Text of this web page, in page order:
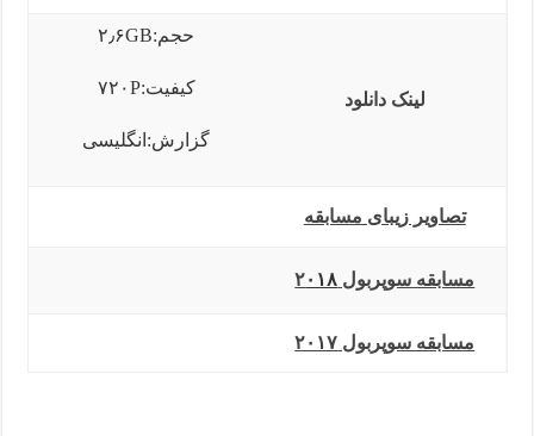
لینک دانلود
حجم:۲٫۶GB
کیفیت:۷۲۰P
گزارش:انگلیسی
تصاویر زیبای مسابقه
مسابقه سوپربول ۲ ۰۱۸
مسابقه سوپربول ۲۰۱۷